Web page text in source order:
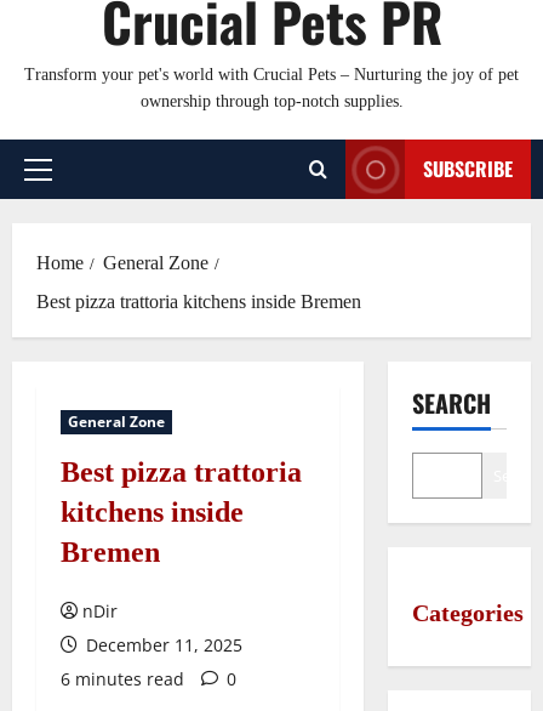
Crucial Pets PR
Transform your pet's world with Crucial Pets – Nurturing the joy of pet
ownership through top-notch supplies.
Primary
SUBSCRIBE
Home
General Zone
Best pizza trattoria kitchens inside Bremen
General Zone
Best pizza trattoria
kitchens inside
Bremen
nDir
December 11, 2025
6 minutes read
0
SEARCH
Categories